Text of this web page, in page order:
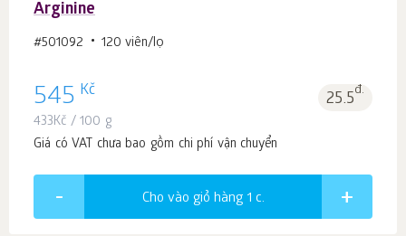
Arginine
#501092 120 viên/lọ
545 Kč 25.5đ.
433Kč / 100 g
Giá có VAT chưa bao gồm chi phí vận chuyển
Cho vào giỏ hàng 1 c.